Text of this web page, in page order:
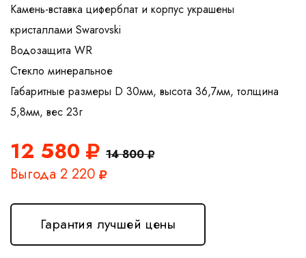
Камень-вставка циферблат и корпус украшены
кристаллами Swarovski
Водозащита WR
Стекло минеральное
Габаритные размеры D 30мм, высота 36,7мм, толщина
12 580 14 800
Выгода 2 220
Гарантия лучшей цены